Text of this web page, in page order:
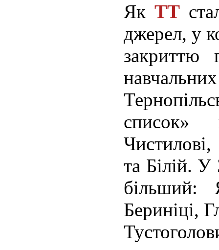
Як ТТ
джерел, у
закриттю
список»
та Білій. У
більший:
Бериніці,